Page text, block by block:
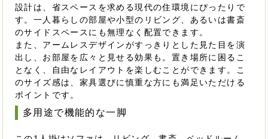
設計は、省スペースを求める現代の住環境にぴったりで
す。一人暮らしの部屋や小型のリビング、あるいは書斎
のサイドスペースにも無理なく配置できます。
また、アームレスデザインがすっきりとした見た目を演
出し、お部屋を広々と見せる効果も。置き場所に困るこ
となく、自由なレイアウトを楽しむことができます。こ
のサイズ感は、家具選びに慎重な方にも満足いただける
ポイントです。
多用途で機能的な一脚